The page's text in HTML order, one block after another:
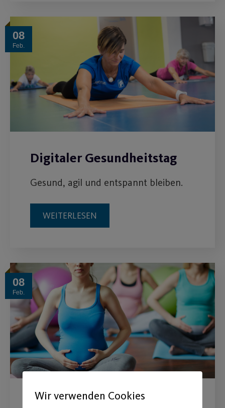
08
Feb.
Digitaler Gesundheitstag
Gesund, agil und entspannt bleiben.
WEITERLESEN
08
Feb.
Fit und gestärkt durch Ihre
Wir verwenden Cookies